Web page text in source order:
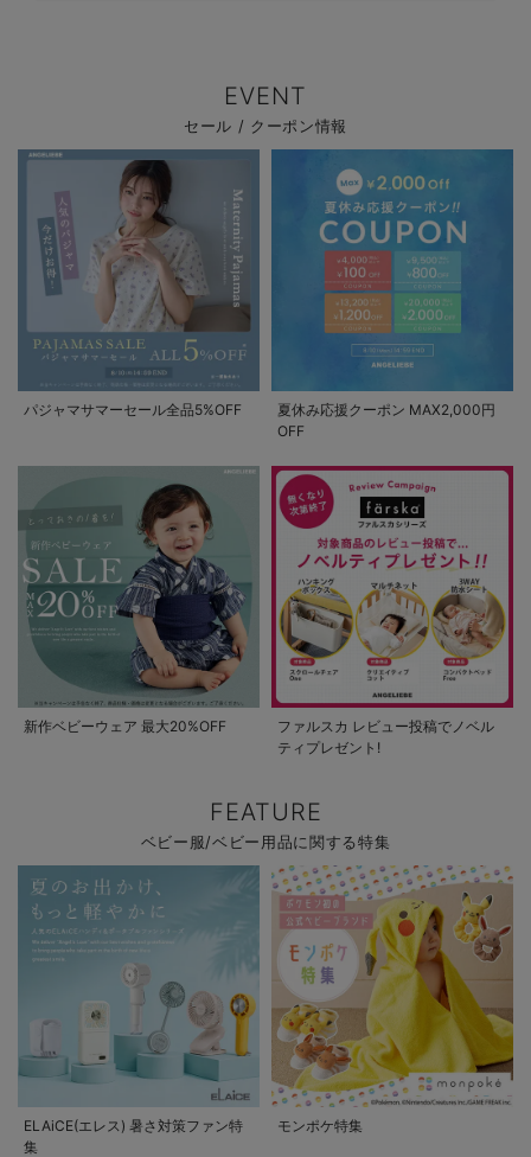
EVENT
セール / クーポン情報
パジャマサマーセール全品5%OFF
夏休み応援クーポン MAX2,000円
OFF
新作ベビーウェア 最大20%OFF
ファルスカ レビュー投稿でノベル
ティプレゼント!
FEATURE
ベビー服/ベビー用品に関する特集
ELAiCE(エレス) 暑さ対策ファン特
集
モンポケ特集